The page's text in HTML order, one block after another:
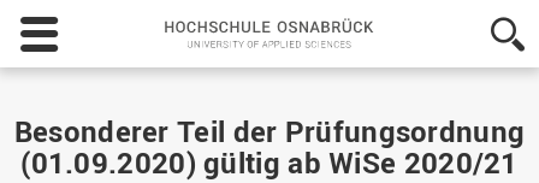
Hochschule
Osnabrück
-
Applied
Sciences
Besonderer Teil der Prüfungsordnung
(01.09.2020) gültig ab WiSe 2020/21